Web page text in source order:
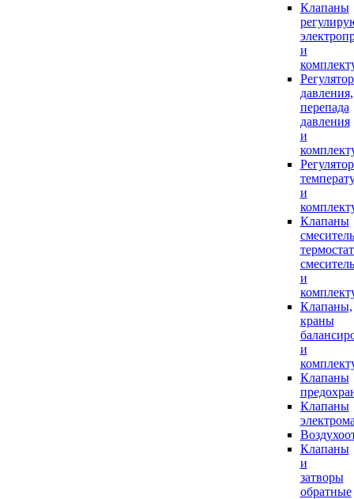
Клапаны
и
давления,
перепада
давления
и
и
Клапаны
и
Клапаны,
краны
и
Клапаны
Клапаны
Клапаны
и
затворы
обратные